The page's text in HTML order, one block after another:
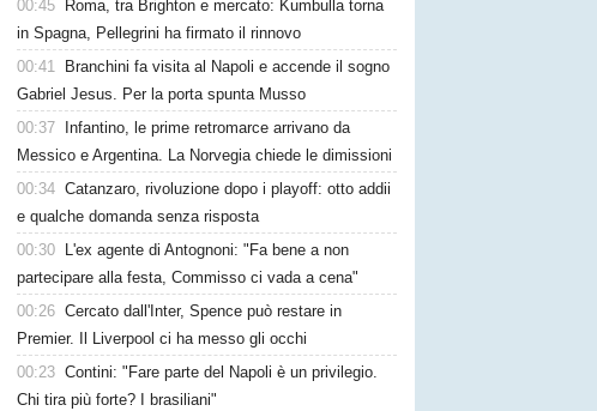
00:45
Roma, tra Brighton e mercato: Kumbulla torna
in Spagna, Pellegrini ha firmato il rinnovo
00:41
Branchini fa visita al Napoli e accende il sogno
Gabriel Jesus. Per la porta spunta Musso
00:37
Infantino, le prime retromarce arrivano da
Messico e Argentina. La Norvegia chiede le dimissioni
00:34 Catanzaro, rivoluzione dopo i playoff: otto addii
e qualche domanda senza risposta
00:30
L'ex agente di Antognoni: "Fa bene a non
partecipare alla festa, Commisso ci vada a cena"
00:26 Cercato dall'Inter, Spence può restare in
Premier. Il Liverpool ci ha messo gli occhi
00:23 Contini: "Fare parte del Napoli è un privilegio.
Chi tira più forte? I brasiliani"